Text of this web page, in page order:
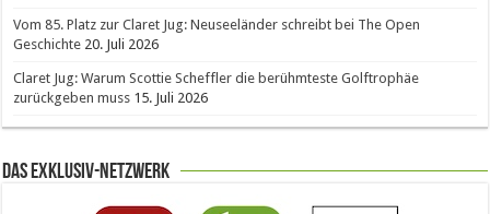
Vom 85. Platz zur Claret Jug: Neuseeländer schreibt bei The Open
Geschichte 20. Juli 2026
Claret Jug: Warum Scottie Scheffler die berühmteste Golftrophäe
zurückgeben muss 15. Juli 2026
Das Exklusiv-Netzwerk